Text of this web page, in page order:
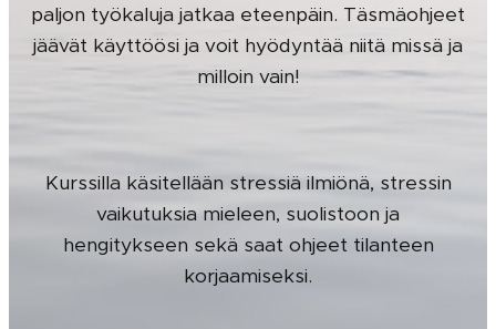
paljon työkaluja jatkaa eteenpäin. Täsmäohjeet
jäävät käyttöösi ja voit hyödyntää niitä missä ja
milloin vain!
Kurssilla käsitellään stressiä ilmiönä, stressin
vaikutuksia mieleen, suolistoon ja
hengitykseen sekä saat ohjeet tilanteen
korjaamiseksi.